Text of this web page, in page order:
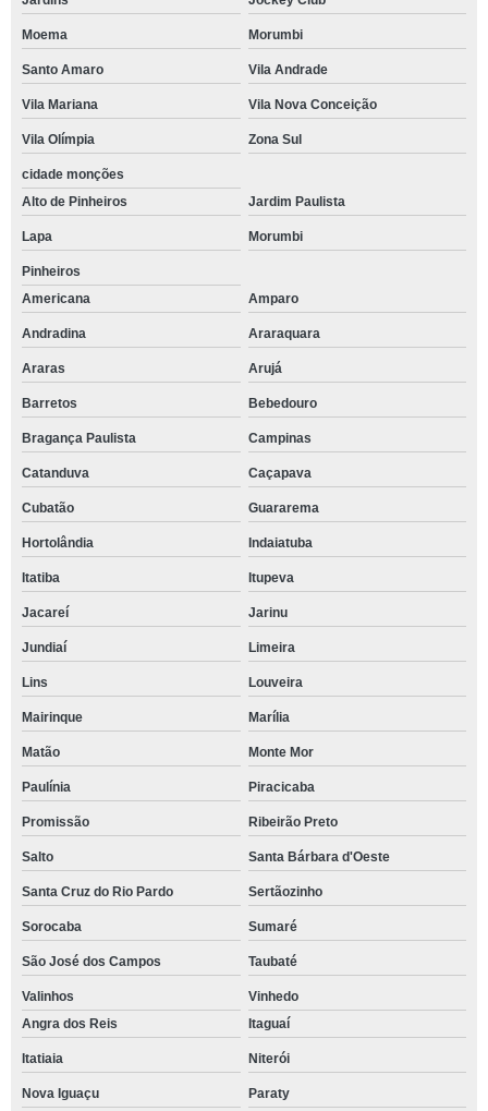
Moema Morumbi
Santo Amaro Vila Andrade
Vila Mariana Vila Nova Conceição
Vila Olímpia Zona Sul
cidade monções
Alto de Pinheiros
Jardim Paulista
Lapa Morumbi
Pinheiros
Americana
Amparo
Andradina Araraquara
Araras Arujá
Barretos Bebedouro
Bragança Paulista Campinas
Catanduva Caçapava
Cubatão Guararema
Hortolândia Indaiatuba
Itatiba Itupeva
Jacareí Jarinu
Jundiaí Limeira
Lins Louveira
Mairinque Marília
Matão Monte Mor
Paulínia Piracicaba
Promissão Ribeirão Preto
Salto Santa Bárbara d'Oeste
Santa Cruz do Rio Pardo Sertãozinho
Sorocaba Sumaré
São José dos Campos Taubaté
Valinhos
Vinhedo
Angra dos Reis
Itaguaí
Itatiaia Niterói
Nova Iguaçu Paraty